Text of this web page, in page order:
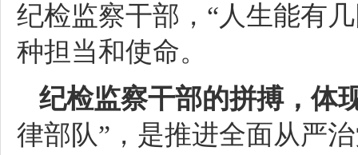
纪检监察干部，“人生能有
种担当和使命。
纪检监察干部的拼搏，体
律部队”，是推进全面从严